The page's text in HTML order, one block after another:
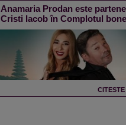
Anamaria Prodan este
Cristi Iacob în Complotul